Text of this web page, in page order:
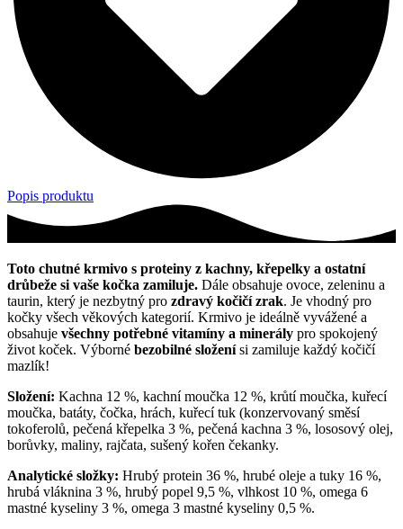
Popis produktu
Toto chutné krmivo s proteiny z kachny, křepelky a ostatní
drůbeže si vaše kočka zamiluje. Dále obsahuje ovoce, zeleninu a
taurin, který je nezbytný pro zdravý kočičí zrak. Je vhodný pro
kočky všech věkových kategorií. Krmivo je ideálně vyvážené a
obsahuje všechny potřebné vitamíny a minerály pro spokojený
život koček. Výborné bezobilné složenísi zamiluje každý kočičí
mazlík!
Složení: Kachna 12 %, kachní moučka 12 %, krůtí moučka, kuřecí
moučka, batáty, čočka, hrách, kuřecí tuk (konzervovaný směsí
tokoferolů, pečená křepelka 3 %, pečená kachna 3 %, lososový olej,
borůvky, maliny, rajčata, sušený kořen čekanky.
Analytické složky: Hrubý protein 36 %, hrubé oleje a tuky 16 %,
hrubá vláknina 3 %, hrubý popel 9,5 %, vlhkost 10 %, omega 6
mastné kyseliny 3 %, omega 3 mastné kyseliny 0,5 %.